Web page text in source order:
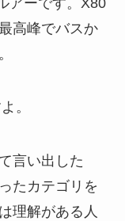
高峰でバスか
。
言い出した
たカテゴリを
理解がある人